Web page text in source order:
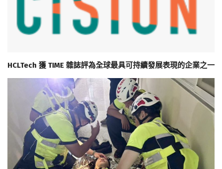
HCLTech 獲 TIME 雜誌評為全球最具可持續發展表現的企業之一